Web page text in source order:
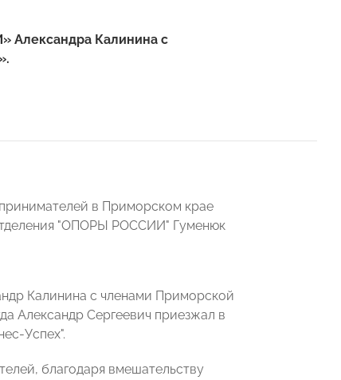
Александра Калинина с
в Приморском крае
"ОПОРЫ РОССИИ" Гуменюк
Калинина с членами Приморской
Александр Сергеевич приезжал в
Успех".
благодаря вмешательству